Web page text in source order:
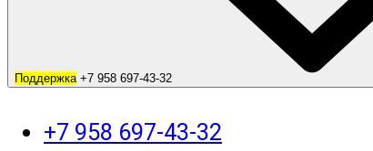
Поддержка+7 958 697-43-32
+7 958 697-43-32